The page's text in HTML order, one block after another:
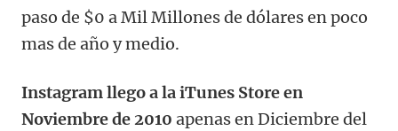
paso de $0 a Mil Millones de dólares en poco
mas de año y medio.
Instagram llego a la iTunes Store en
Noviembre de 2010 apenas en Diciembre del